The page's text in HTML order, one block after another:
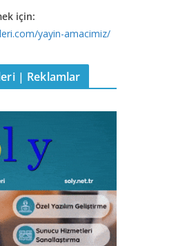
için:
yayin-amacimiz/
| Reklamlar